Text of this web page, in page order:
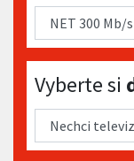
Vyberte si
Vyberte si